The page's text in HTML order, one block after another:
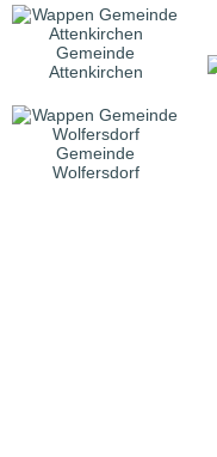
Gemeinde
Attenkirchen
Gemeinde
Wolfersdorf